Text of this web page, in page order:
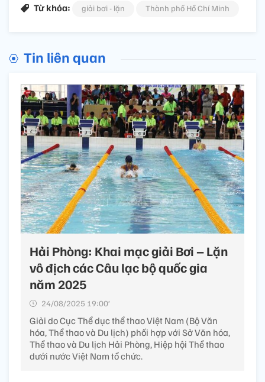
Từ khóa: giải bơi - lặn Thành phố Hồ Chí Minh
Tin liên quan
Hải Phòng: Khai mạc giải Bơi – Lặn
vô địch các Câu lạc bộ quốc gia
năm 2025
24/08/2025 19:00’
Giải do Cục Thể dục thể thao Việt Nam (Bộ Văn
hóa, Thể thao và Du lịch) phối hợp với Sở Văn hóa,
Thể thao và Du lịch Hải Phòng, Hiệp hội Thể thao
dưới nước Việt Nam tổ chức.